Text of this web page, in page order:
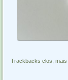
Trackbacks clos,